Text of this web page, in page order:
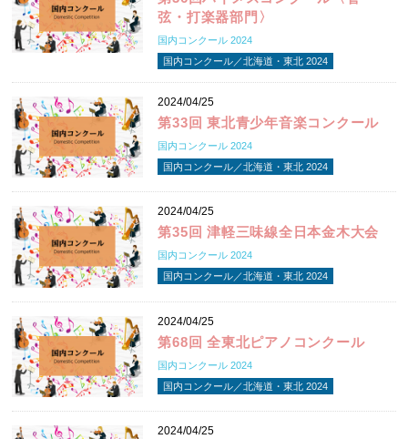
弦・打楽器部門〉
国内コンクール 2024
国内コンクール／北海道・東北 2024
2024/04/25
第33回 東北青少年音楽コンクール
国内コンクール 2024
国内コンクール／北海道・東北 2024
2024/04/25
第35回 津軽三味線全日本金木大会
国内コンクール 2024
国内コンクール／北海道・東北 2024
2024/04/25
第68回 全東北ピアノコンクール
国内コンクール 2024
国内コンクール／北海道・東北 2024
2024/04/25